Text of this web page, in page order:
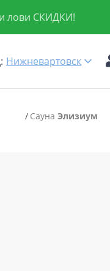
лови СКИДКИ!
Нижневартовск
Сауна Элизиум